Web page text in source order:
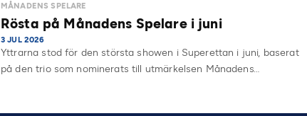
MÅNADENS SPELARE
Rösta på Månadens Spelare i juni
3 JUL 2026
Yttrarna stod för den största showen i Superettan i juni, baserat
på den trio som nominerats till utmärkelsen Månadens…